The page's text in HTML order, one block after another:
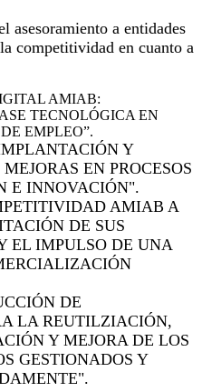
asesoramiento a entidades
competitividad en cuanto a
AMIAB:
TECNOLÓGICA EN
EMPLEO”.
Y
EN PROCESOS
E INNOVACIÓN".
AMIAB A
DE SUS
EL IMPULSO DE UNA
DE
LA REUTILZIACIÓN,
Y MEJORA DE LOS
GESTIONADOS Y